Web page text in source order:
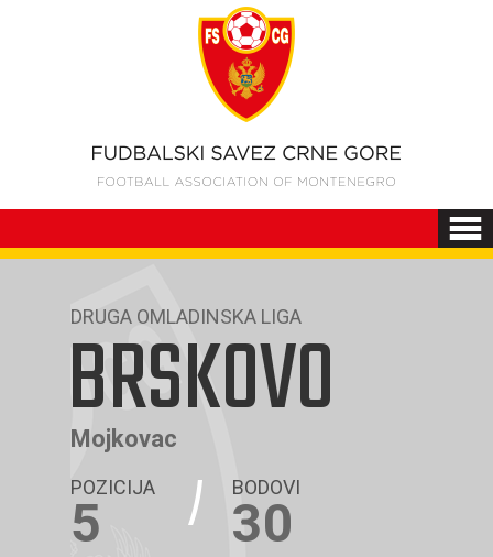
DRUGA OMLADINSKA LIGA
BRSKOVO
Mojkovac
POZICIJA
5
BODOVI
30